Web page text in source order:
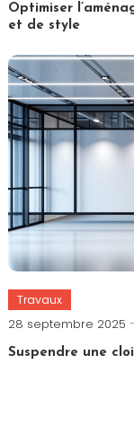
Optimiser
et de style
Travaux
28 septembre 2025
Suspendre une